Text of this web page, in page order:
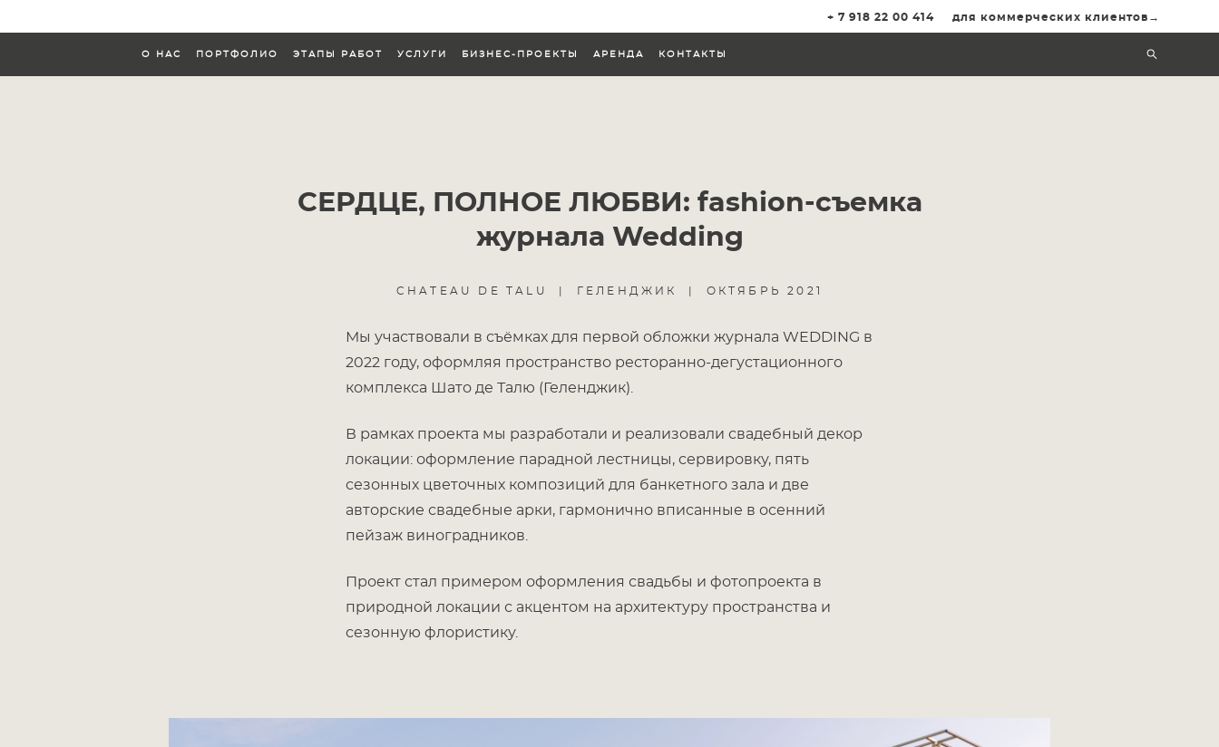
+ 7 918 22 00 414 для коммерческих клиентов→
О НАС ПОРТФОЛИО ЭТАПЫ РАБОТ УСЛУГИ БИЗНЕС-ПРОЕКТЫ АРЕНДА КОНТАКТЫ
СЕРДЦЕ, ПОЛНОЕ ЛЮБВИ: fashion-съемка
журнала Wedding
CHATEAU DE TALU | ГЕЛЕНДЖИК | ОКТЯБРЬ 2021
Мы участвовали в съёмках для первой обложки журнала WEDDING в
2022 году, оформляя пространство ресторанно-дегустационного
комплекса Шато де Талю (Геленджик).
В рамках проекта мы разработали и реализовали свадебный декор
локации: оформление парадной лестницы, сервировку, пять
сезонных цветочных композиций для банкетного зала и две
авторские свадебные арки, гармонично вписанные в осенний
пейзаж виноградников.
Проект стал примером оформления свадьбы и фотопроекта в
природной локации с акцентом на архитектуру пространства и
сезонную флористику.